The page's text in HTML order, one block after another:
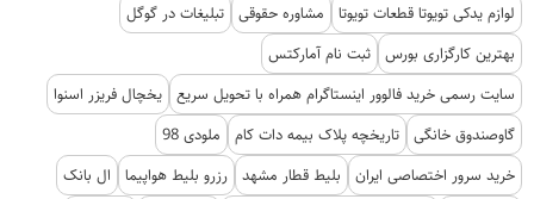
لوازم یدکی تویوتا قطعات تویوتا
مشاوره حقوقی تبلیغات در گوگل
بهترین کارگزاری بورس ثبت نام آمارکتس
سایت رسمی خرید فالوور اینستاگرام همراه با تحویل سریع یخچال فریزر اسنوا
گاوصندوق خانگی تاریخچه پلاک بیمه دات کام
ملودی 98
خرید سرور اختصاصی ایران
بلیط قطار مشهد رزرو بلیط هواپیما
ال بانک